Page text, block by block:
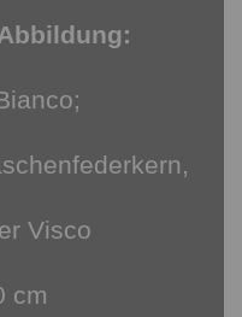
Visco
cm